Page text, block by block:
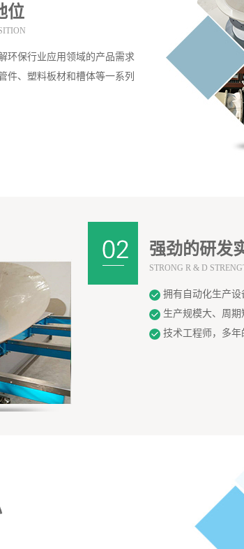
位
环保行业应用领域的产品需求
件、塑料板材和槽体等一系列
强劲的研发
STRONG R & D
拥有自动化生产设
生产规模大、周
技术工程师，多